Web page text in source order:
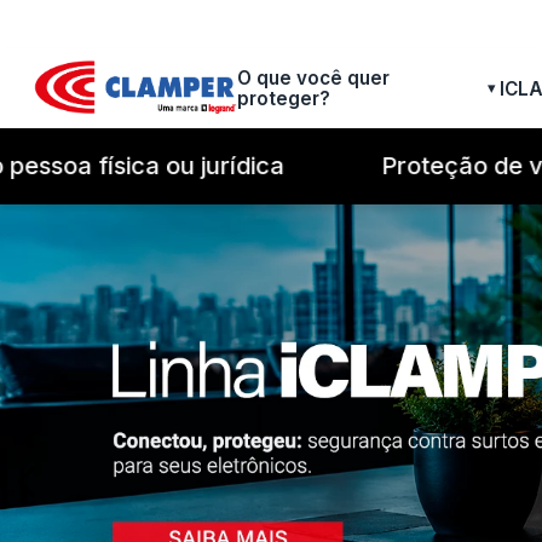
O que você quer
proteger?
▾
física ou jurídica Proteção de